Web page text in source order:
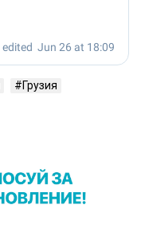
Грузия